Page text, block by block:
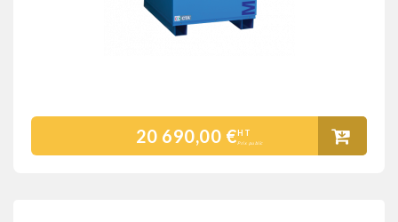
20 690,00 €HT
Prix public